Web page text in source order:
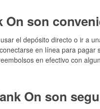
On son
el depósito directo o ir a
en línea para
en efectivo con
On son